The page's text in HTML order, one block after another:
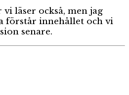
läser också, men jag
förstår innehållet och vi
senare.